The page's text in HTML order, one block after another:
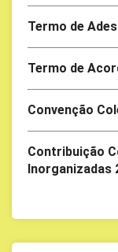
Termo de
Termo de
Convenção
Contribuição
Inorganizadas